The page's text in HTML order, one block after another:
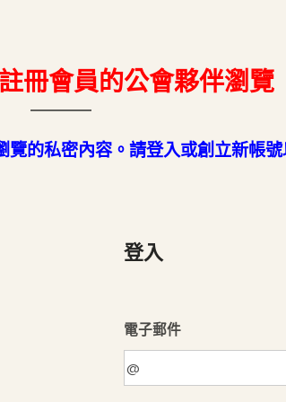
冊會員的公會夥伴瀏覽
的私密內容。請登入或創立新帳號
登入
電子郵件